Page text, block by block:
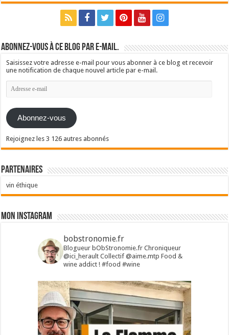
Abonnez-vous à ce blog par e-mail.
Saisissez votre adresse e-mail pour vous abonner à ce blog et recevoir
une notification de chaque nouvel article par e-mail.
Adresse
e-
Abonnez-vous
Rejoignez les 3 126 autres abonnés
Partenaires
vin éthique
Mon Instagram
bobstronomie.fr
Blogueur bObStronomie.fr Chroniqueur
@ici_heraultCollectif @aime.mtp Food &
wine addict !#food #wine